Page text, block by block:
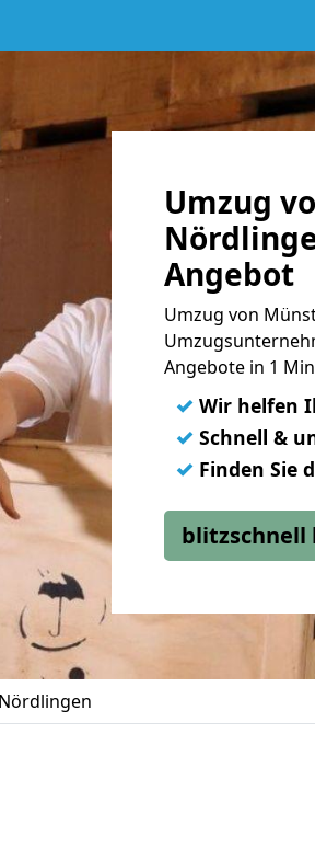
Umzug
Angebot
Umzug von
Angebote in 1
✓ Wir helfen
✓ Schnell &
✓ Finden Sie
blitzschnell